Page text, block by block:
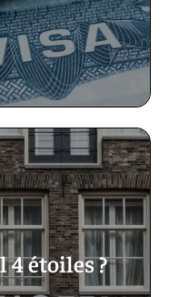
4 étoiles ?